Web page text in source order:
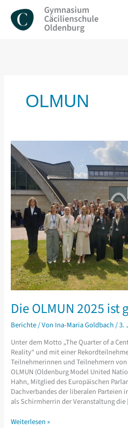
Inhalt
springen
Gymnasium
Cäcilienschule
Oldenburg
OLMUN
Die OLMUN 2025 ist
Berichte/ Von Ina-Maria Goldbach/3.
Unter dem Motto „The Quarter of a
Reality“ und mit einer
Teilnehmerinnen und Teilnehmern
OLMUN (Oldenburg Model United
Hahn, Mitglied des Europäischen
Dachverbandes der liberalen Parteien
als Schirmherrin der Veranstaltung
Die
Weiterlesen »